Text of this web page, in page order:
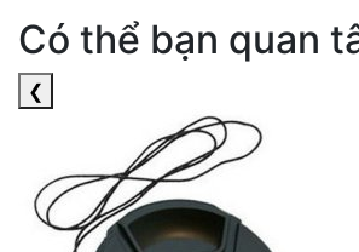
Có thể bạn quan
❮